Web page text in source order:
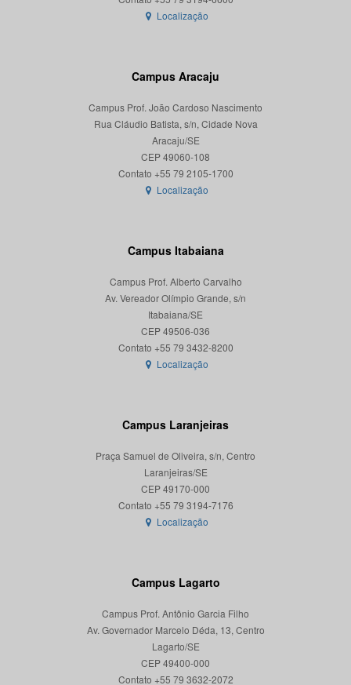
Localização
Campus Aracaju
Campus Prof. João Cardoso Nascimento
Rua Cláudio Batista, s/n, Cidade Nova
Aracaju/SE
CEP 49060-108
Localização
Campus Itabaiana
Campus Prof. Alberto Carvalho
Av. Vereador Olímpio Grande, s/n
Itabaiana/SE
CEP 49506-036
Localização
Campus Laranjeiras
Praça Samuel de Oliveira, s/n, Centro
Laranjeiras/SE
CEP 49170-000
Localização
Campus Lagarto
Campus Prof. Antônio Garcia Filho
Av. Governador Marcelo Déda, 13, Centro
Lagarto/SE
CEP 49400-000